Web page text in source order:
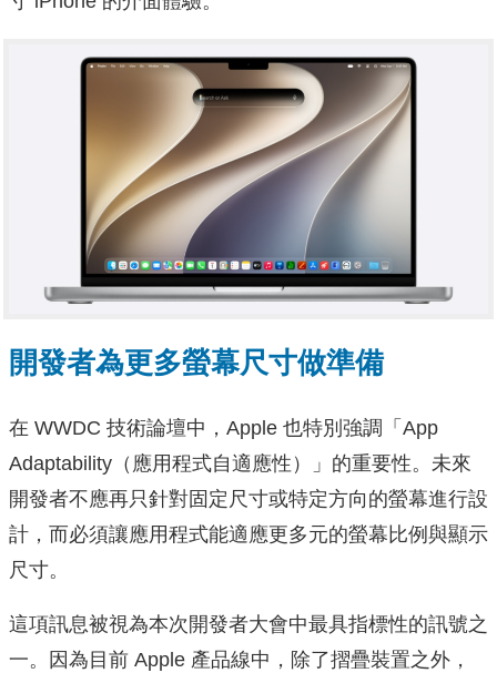
開發者為更多螢幕尺寸做準備
在 WWDC 技術論壇中，Apple 也特別強調「App
Adaptability（應用程式自適應性）」的重要性。未來
開發者不應再只針對固定尺寸或特定方向的螢幕進行設
計，而必須讓應用程式能適應更多元的螢幕比例與顯示
尺寸。
這項訊息被視為本次開發者大會中最具指標性的訊號之
一。因為目前 Apple 產品線中，除了摺疊裝置之外，